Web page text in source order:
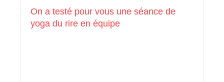
On a testé pour vous une séance de
yoga du rire en équipe